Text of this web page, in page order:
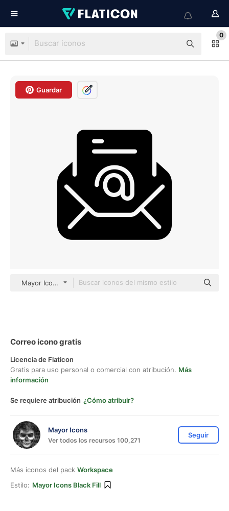
0
Guardar
Mayor Icons black fill
Correo icono gratis
Licencia de Flaticon
Gratis para uso personal o comercial con atribución. Más
información
Se requiere atribución ¿Cómo atribuir?
Mayor Icons
Ver todos los recursos 100,271
Seguir
Más iconos del pack Workspace
Estilo: Mayor Icons Black Fill